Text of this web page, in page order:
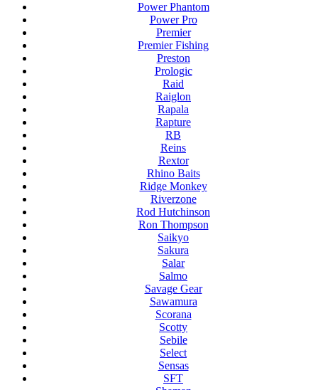
Power Phantom
Power Pro
Premier
Premier Fishing
Preston
Prologic
Raid
Raiglon
Rapala
Rapture
RB
Reins
Rextor
Rhino Baits
Ridge Monkey
Riverzone
Rod Hutchinson
Ron Thompson
Saikyo
Sakura
Salar
Salmo
Savage Gear
Sawamura
Scorana
Scotty
Sebile
Select
Sensas
SFT